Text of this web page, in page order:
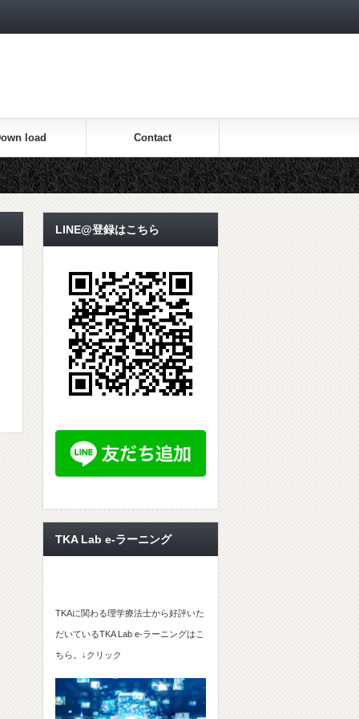
load Contact
LINE@登録はこちら
TKA Lab e-ラーニング
TKAに関わる理学療法士から好評いた
だいているTKA Lab e-ラーニングはこ
ちら。↓クリック